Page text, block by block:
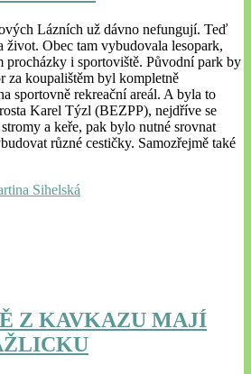
Lázních už dávno nefungují. Teď
život. Obec tam vybudovala lesopark,
procházky i sportoviště. Původní park by
za koupalištěm byl kompletně
sportovně rekreační areál. A byla to
Karel Týzl (BEZPP), nejdříve se
a keře, pak bylo nutné srovnat
různé cestičky. Samozřejmě také
Sihelská
Z KAVKAZU MAJÍ